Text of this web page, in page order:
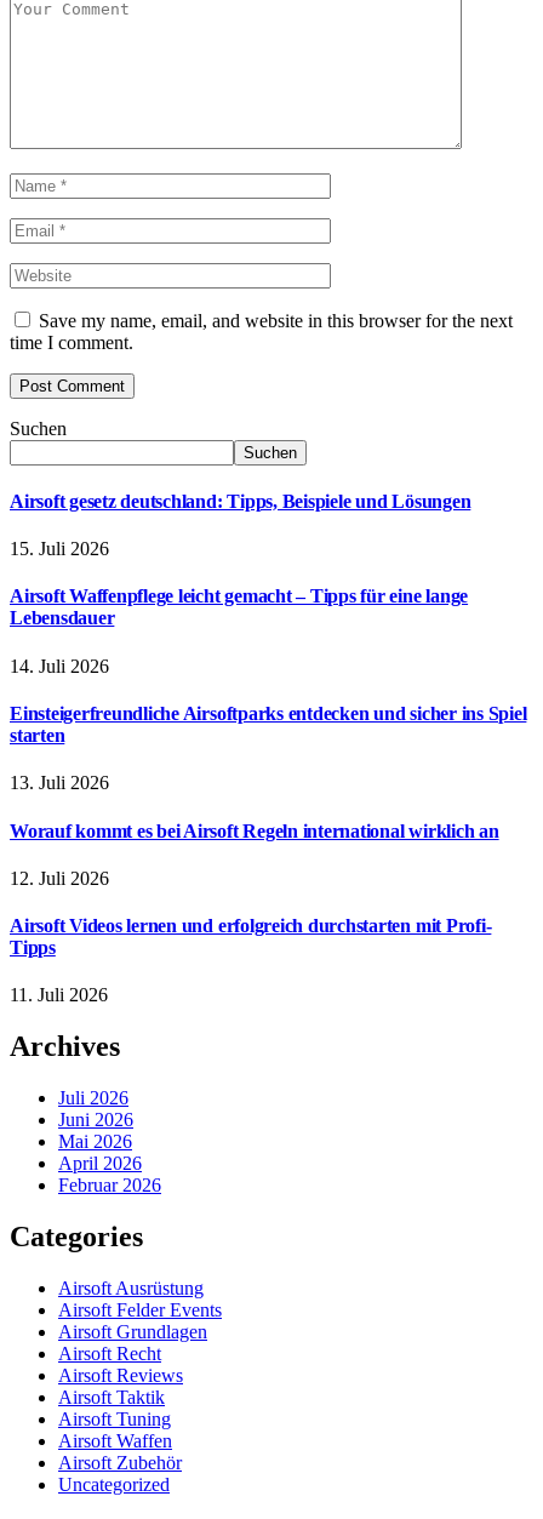
Save my name, email, and website in this browser for the next
time I comment.
Suchen
Suchen
Airsoft gesetz deutschland: Tipps, Beispiele und Lösungen
15. Juli 2026
Airsoft Waffenpflege leicht gemacht – Tipps für eine lange
Lebensdauer
14. Juli 2026
Einsteigerfreundliche Airsoftparks entdecken und sicher ins Spiel
starten
13. Juli 2026
Worauf kommt es bei Airsoft Regeln international wirklich an
12. Juli 2026
Airsoft Videos lernen und erfolgreich durchstarten mit Profi-
Tipps
11. Juli 2026
Archives
Juli 2026
Juni 2026
Mai 2026
April 2026
Februar 2026
Categories
Airsoft Ausrüstung
Airsoft Felder Events
Airsoft Grundlagen
Airsoft Recht
Airsoft Reviews
Airsoft Taktik
Airsoft Tuning
Airsoft Waffen
Airsoft Zubehör
Uncategorized